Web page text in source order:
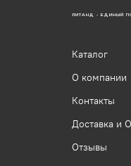
ЛИТАНД - ЕДИНЫЙ
Каталог
О компании
Контакты
Доставка и
Отзывы